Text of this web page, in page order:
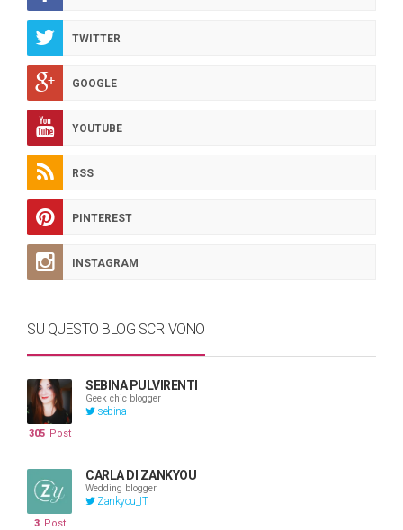
TWITTER
GOOGLE
YOUTUBE
RSS
PINTEREST
INSTAGRAM
SU QUESTO BLOG SCRIVONO
SEBINA PULVIRENTI
Geek chic blogger
sebina
305 Post
CARLA DI ZANKYOU
Wedding blogger
Zankyou_IT
3 Post